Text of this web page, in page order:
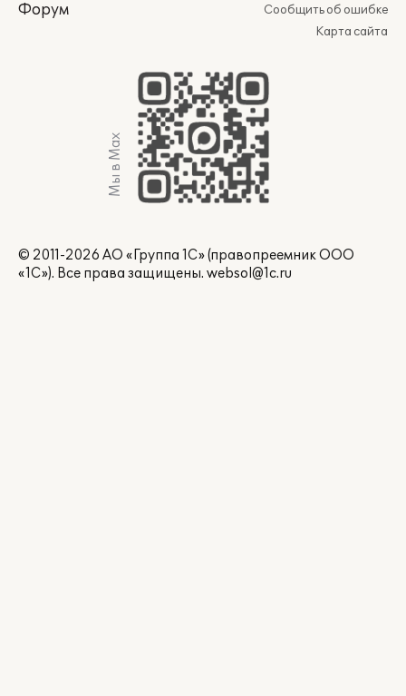
Форум
Сообщить об ошибке
Карта сайта
Мы в Max
© 2011-2026 АО «Группа 1С» (правопреемник ООО
«1С»). Все права защищены. websol@1c.ru